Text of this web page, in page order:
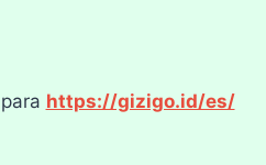
https://gizigo.id/es/